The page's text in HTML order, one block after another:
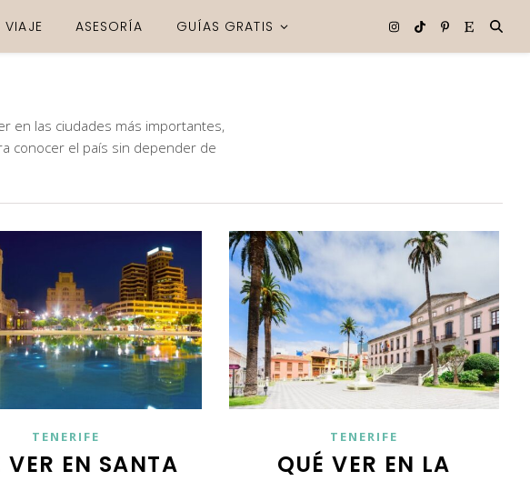
VIAJE ASESORÍA GUÍAS GRATIS
en las ciudades más importantes,
conocer el país sin depender de
TENERIFE
VER EN SANTA
TENERIFE
QUÉ VER EN LA